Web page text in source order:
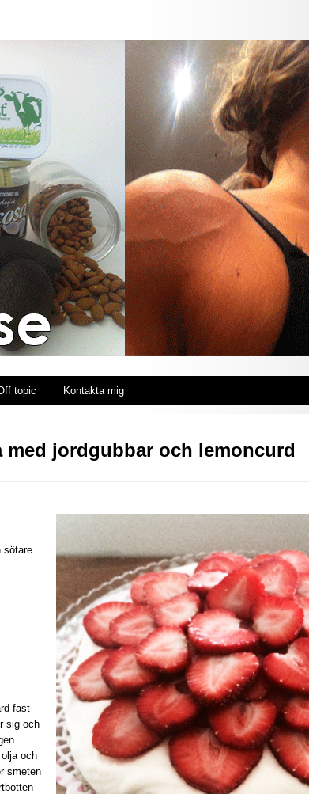
topic Kontakta mig
med jordgubbar och lemoncurd
sötare
fast
sig och
och
smeten